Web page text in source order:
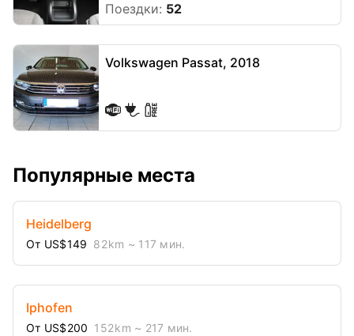
Поездки: 52
Volkswagen Passat, 2018
Популярные места
Heidelberg
От US$149 82 km ~ 117 мин.
Iphofen
От US$200 152 km ~ 217 мин.